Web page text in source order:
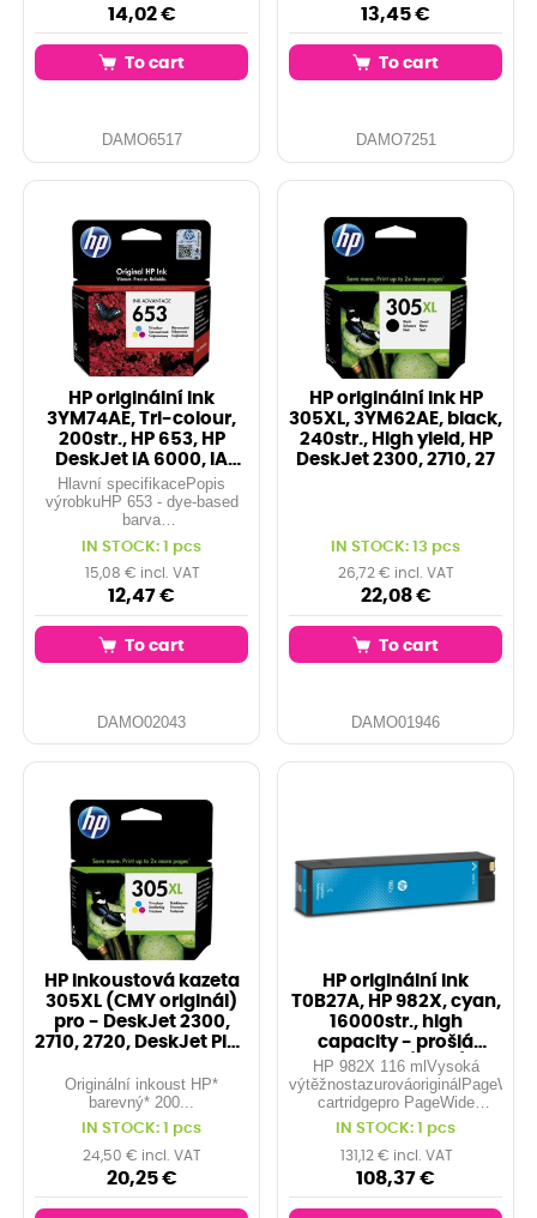
14,02 €
To cart
DAMO6517
13,45 €
To cart
DAMO7251
HP originální ink
3YM74AE, Tri-colour,
200str., HP 653, HP
DeskJet IA 6000, IA
PLUS 6400
Hlavní specifikacePopis
výrobkuHP 653 - dye-based
barva
(azurová,purpurová,žlutá) -
originál - Ink Advantage -
inkoustová cartridgeTyp
výrobkuInkoustová
cartridgeTechnologie
tiskuTryskovýPodřízená
značka HPInk
AdvantageBarva tiskuDye-b
IN STOCK: 1 pcs
15,08 € incl. VAT
12,47 €
To cart
DAMO02043
HP originální ink HP
305XL, 3YM62AE, black,
240str., High yield, HP
DeskJet 2300, 2710, 27
IN STOCK: 13 pcs
26,72 € incl. VAT
22,08 €
To cart
DAMO01946
HP inkoustová kazeta
305XL (CMY originál)
pro - DeskJet 2300,
2710, 2720, DeskJet Plus
Originální inkoust HP*
barevný* 200...
IN STOCK: 1 pcs
24,50 € incl. VAT
20,25 €
HP originální ink
T0B27A, HP 982X, cyan,
16000str., high
capacity - prošlá
expirace (2020)
HP 982X 116 mlVysoká
cartridgepro PageWide
Enterprise Color 765, MFP
780; PageWide Enterprise
Color Flow MFP 7856 měsíců
standardní zárukaDalší
informace o produktuUdělejte
tiskem dojemZa sv
IN STOCK: 1 pcs
131,12 € incl. VAT
108,37 €